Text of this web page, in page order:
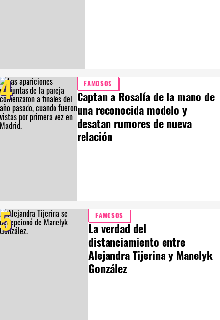
4 FAMOSOS
Captan a Rosalía de la mano de
una reconocida modelo y
desatan rumores de nueva
relación
5 FAMOSOS
La verdad del
distanciamiento entre
Alejandra Tijerina y Manelyk
González